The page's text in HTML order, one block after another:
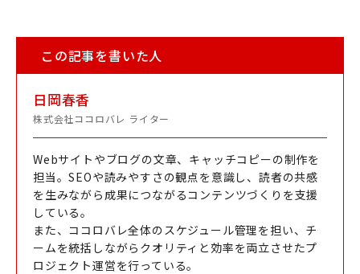
この記事を書いた人
日岡春香
株式会社ココロバレ ライター
Webサイトやブログの文章、キャッチコピーの制作を
担当。SEOや読みやすさの観点を意識し、読者の共感
を生みながら成果につながるコンテンツづくりを支援
している。
また、ココロバレ全体のスケジュール管理を担い、チ
ームを統括しながらクオリティと効率を両立させたプ
ロジェクト運営を行っている。